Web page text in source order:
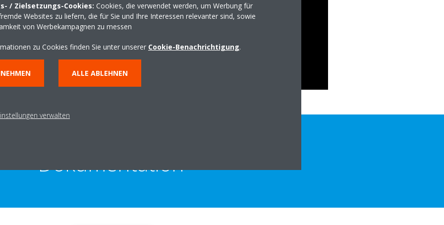
Dokumentation
/ Zielsetzungs-Cookies: Cookies, die verwendet werden, um Werbung für
Websites zu liefern, die für Sie und Ihre Interessen relevanter sind, sowie
von Werbekampagnen zu messen
zu Cookies finden Sie unter unserer Cookie-Benachrichtigung.
ALLE ABLEHNEN
verwalten